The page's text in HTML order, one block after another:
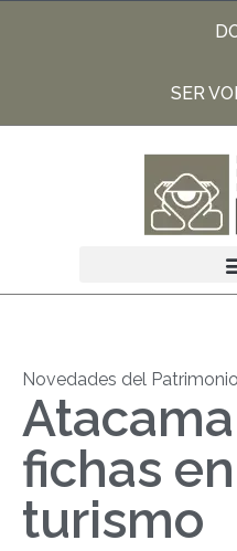
SER
Novedades del Patrimonio
fichas
turismo